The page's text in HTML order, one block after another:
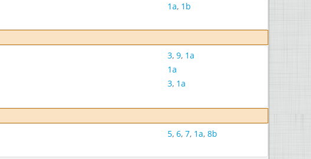
1a, 1b
3, 9, 1a
1a
3, 1a
5, 6, 7, 1a, 8b